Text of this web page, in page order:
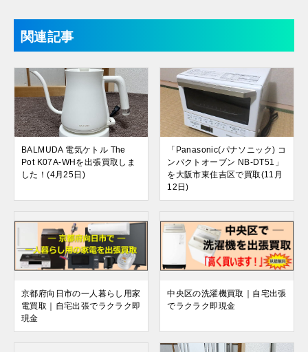
関連記事
BALMUDA 電気ケトル The
Pot K07A-WHを出張買取しま
した！(4月25日)
「Panasonic(パナソニック) コ
ンパクトオーブン NB-DT51」
を大阪市東住吉区で買取(11月
12日)
京都府向日市の一人暮らし用家
電買取｜自宅出張でラクラク即
現金
中央区の洗濯機買取｜自宅出張
でラクラク即現金